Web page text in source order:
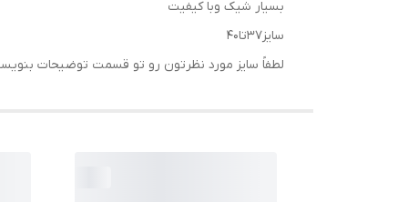
بسیار شیک وبا کیفیت
سایز۳۷تا۴۰
لطفاً سایز مورد نظرتون رو تو قسمت توضیحات